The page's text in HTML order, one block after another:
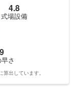
4.8
式場設備
さ
出しています。